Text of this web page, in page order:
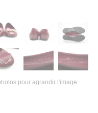
pour agrandir l'image.